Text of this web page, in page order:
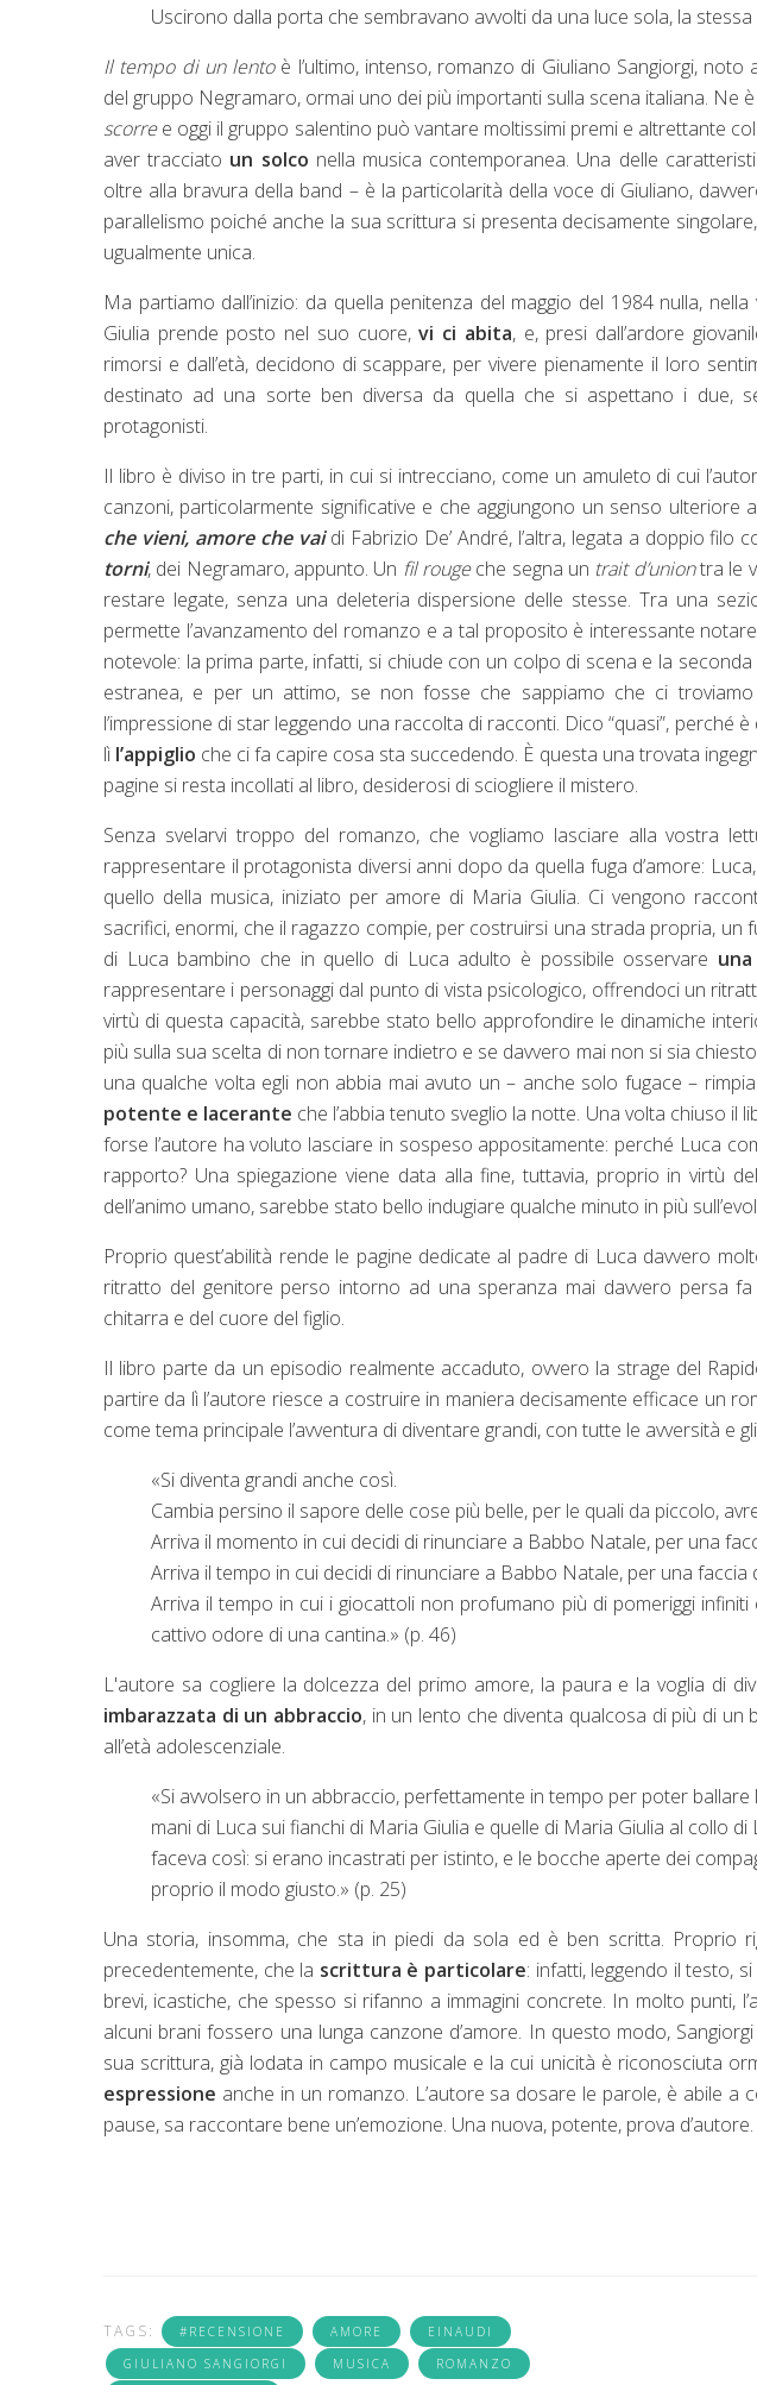
Uscirono dalla porta che sembravano avvolti da una luce sola, la stessa
Il tempo di un lentoè l’ultimo, intenso, romanzo di Giuliano Sangiorgi,
del gruppo Negramaro, ormai uno dei più importanti sulla scena italiana. Ne
scorree oggi il gruppo salentino può vantare moltissimi premi e altrettante
aver tracciato un solco nella musica contemporanea. Una delle
oltre alla bravura della band – è la particolarità della voce di Giuliano,
parallelismo poiché anche la sua scrittura si presenta decisamente
ugualmente unica.
Ma partiamo dall’inizio: da quella penitenza del maggio del 1984 nulla,
Giulia prende posto nel suo cuore,vi ci abita, e, presi dall’ardore
rimorsi e dall’età, decidono di scappare, per vivere pienamente il loro
destinato ad una sorte ben diversa da quella che si aspettano i due,
protagonisti.
Il libro è diviso in tre parti, in cui si intrecciano, come un amuleto di cui
canzoni, particolarmente significative e che aggiungono un senso
che vieni, amore che vaidi Fabrizio De’ André, l’altra, legata a doppio filo
torni, dei Negramaro, appunto. Un fil rougeche segna un trait d’uniontra le
restare legate, senza una deleteria dispersione delle stesse. Tra una
permette l’avanzamento del romanzo e a tal proposito è interessante
notevole: la prima parte, infatti, si chiude con un colpo di scena e la
estranea, e per un attimo, se non fosse che sappiamo che ci
l’impressione di star leggendo una raccolta di racconti. Dico “quasi”, perché
lì l’appiglio che ci fa capire cosa sta succedendo. È questa una trovata
pagine si resta incollati al libro, desiderosi di sciogliere il mistero.
Senza svelarvi troppo del romanzo, che vogliamo lasciare alla vostra
rappresentare il protagonista diversi anni dopo da quella fuga d’amore:
quello della musica, iniziato per amore di Maria Giulia. Ci vengono
sacrifici, enormi, che il ragazzo compie, per costruirsi una strada propria, un
di Luca bambino che in quello di Luca adulto è possibile osservare
rappresentare i personaggi dal punto di vista psicologico, offrendoci un
virtù di questa capacità, sarebbe stato bello approfondire le dinamiche
più sulla sua scelta di non tornare indietro e se davvero mai non si sia
una qualche volta egli non abbia mai avuto un – anche solo fugace –
potente e lacerante che l’abbia tenuto sveglio la notte. Una volta chiuso il
forse l’autore ha voluto lasciare in sospeso appositamente: perché Luca
rapporto? Una spiegazione viene data alla fine, tuttavia, proprio in virtù
dell’animo umano, sarebbe stato bello indugiare qualche minuto in più
Proprio quest’abilità rende le pagine dedicate al padre di Luca davvero
ritratto del genitore perso intorno ad una speranza mai davvero persa
chitarra e del cuore del figlio.
Il libro parte da un episodio realmente accaduto, ovvero la strage del
partire da lì l’autore riesce a costruire in maniera decisamente efficace un
come tema principale l’avventura di diventare grandi, con tutte le avversità e
«Si diventa grandi anche così.
Cambia persino il sapore delle cose più belle, per le quali da piccolo,
Arriva il momento in cui decidi di rinunciare a Babbo Natale, per una
Arriva il tempo in cui decidi di rinunciare a Babbo Natale, per una faccia
Arriva il tempo in cui i giocattoli non profumano più di pomeriggi
cattivo odore di una cantina.» (p. 46)
L'autore sa cogliere la dolcezza del primo amore, la paura e la voglia di
imbarazzata di un abbraccio, in un lento che diventa qualcosa di più di
all’età adolescenziale.
«Si avvolsero in un abbraccio, perfettamente in tempo per poter ballare
mani di Luca sui fianchi di Maria Giulia e quelle di Maria Giulia al collo
faceva così: si erano incastrati per istinto, e le bocche aperte dei
proprio il modo giusto.» (p. 25)
Una storia, insomma, che sta in piedi da sola ed è ben scritta. Proprio
precedentemente, che la scrittura è particolare: infatti, leggendo il testo,
brevi, icastiche, che spesso si rifanno a immagini concrete. In molto punti,
alcuni brani fossero una lunga canzone d’amore. In questo modo,
sua scrittura, già lodata in campo musicale e la cui unicità è riconosciuta
espressione anche in un romanzo. L’autore sa dosare le parole, è abile a
pause, sa raccontare bene un’emozione. Una nuova, potente, prova d’autore.
TAGS: #RECENSIONE AMORE
EINAUDI
GIULIANO SANGIORGI
MUSICA ROMANZO